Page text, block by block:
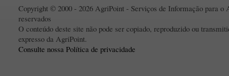
Copyright © 2000 - 2026 AgriPoint - Serviços de Informação para o
reservados
O conteúdo deste site não pode ser copiado, reproduzido ou
expresso da AgriPoint.
Consulte nossa Política de privacidade